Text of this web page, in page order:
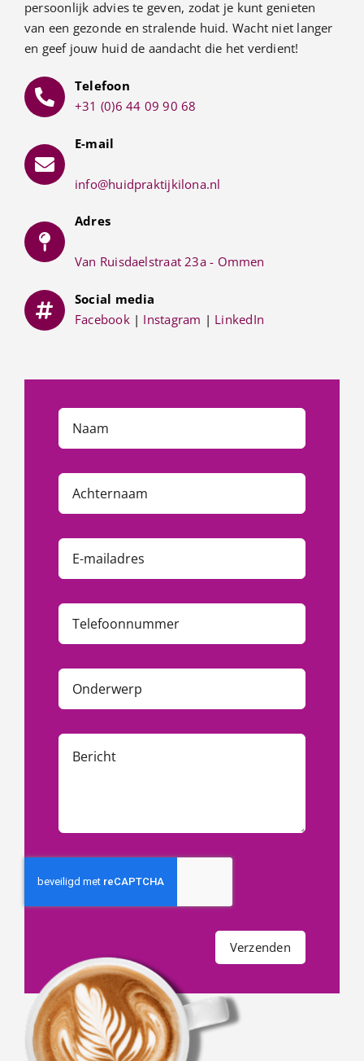
persoonlijk advies te geven, zodat je kunt genieten
van een gezonde en stralende huid. Wacht niet langer
en geef jouw huid de aandacht die het verdient!
Telefoon
+31 (0)6 44 09 90 68
E-mail
info@huidpraktijkilona.nl
Adres
Van Ruisdaelstraat 23a - Ommen
Social media
Facebook| Instagram | LinkedIn
Verzenden